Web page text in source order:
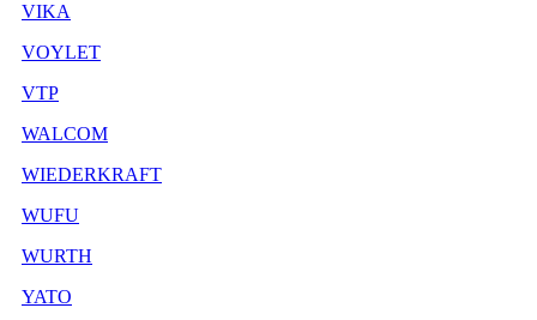
VIKA
VOYLET
VTP
WALCOM
WIEDERKRAFT
WUFU
WURTH
YATO